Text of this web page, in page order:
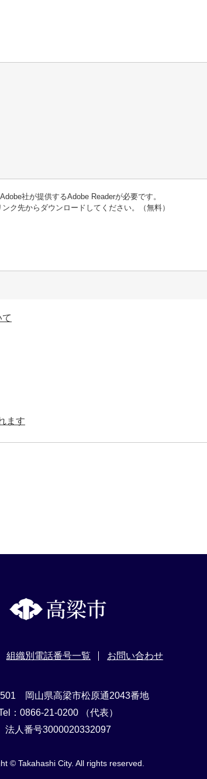
社が提供するAdobe Readerが必要です。
ク先からダウンロードしてください。（無料）
ます
組織別電話番号一覧 お問い合わせ
岡山県高梁市松原通2043番地
：0866-21-0200 （代表）
法人番号3000020332097
© Takahashi City. All rights reserved.